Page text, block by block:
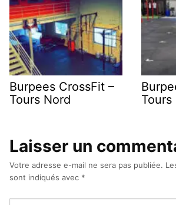
Burpees CrossFit –
Tours Nord
Tours
Laisser un
Votre adresse e-mail ne sera pas publiée.
sont indiqués avec *